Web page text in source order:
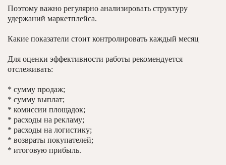
Поэтому важно регулярно анализировать структуру
удержаний маркетплейса.
Какие показатели стоит контролировать каждый месяц
Для оценки эффективности работы рекомендуется
отслеживать:
* сумму продаж;
* сумму выплат;
* комиссии площадок;
* расходы на рекламу;
* расходы на логистику;
* возвраты покупателей;
* итоговую прибыль.